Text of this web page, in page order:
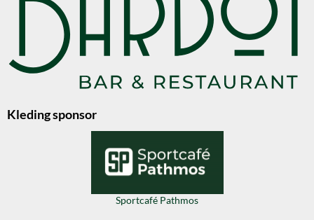
Kleding sponsor
Sportcafé Pathmos